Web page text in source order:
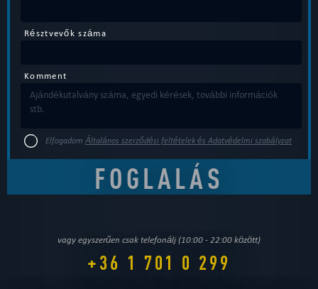
Résztvevők száma
Komment
Elfogadom Általános szerződési feltételek és Adatvédelmi szabályzat
vagy egyszerűen csak telefonálj (10:00 - 22:00 között)
+36 1 701 0 299